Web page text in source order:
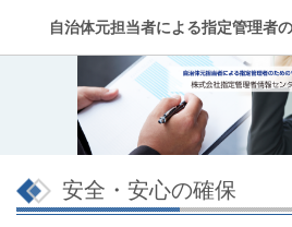
自治体元担当者による指定管理者
安全・安心の確保